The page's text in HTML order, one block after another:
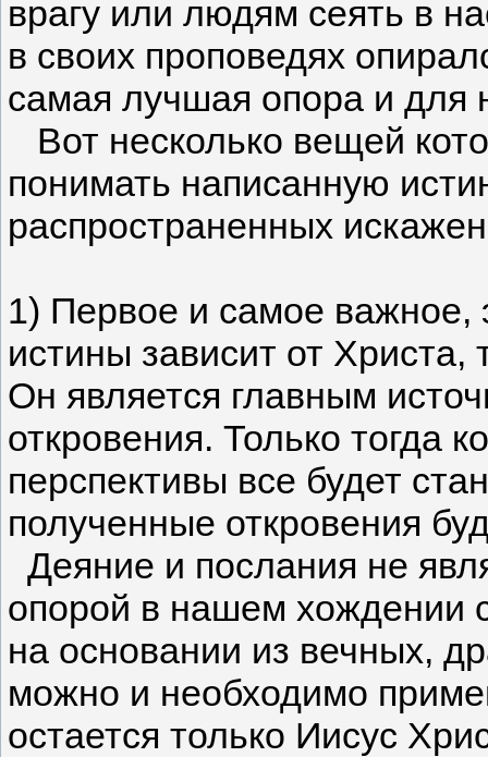
врагу или людям сеять в
в своих проповедях
самая лучшая опора и для
Вот несколько вещей
понимать написанную
распространенных
1) Первое и самое важное,
истины зависит от Христа,
Он является главным
откровения. Только тогда
перспективы все будет
полученные откровения
Деяние и послания не
опорой в нашем хождении
на основании из вечных,
можно и необходимо
остается только Иисус